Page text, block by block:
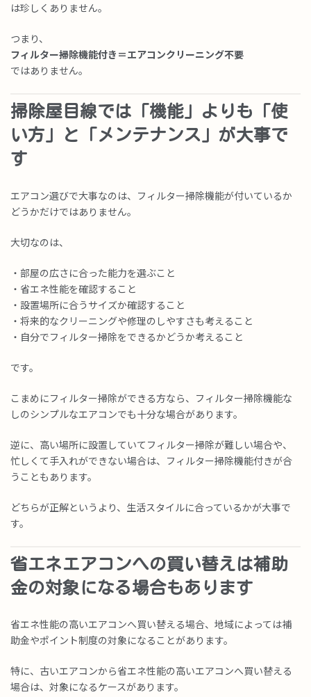
は珍しくありません。
つまり、
フィルター掃除機能付き＝エアコンクリーニング不要
ではありません。
掃除屋目線では「機能」よりも「使
い方」と「メンテナンス」が大事で
す
エアコン選びで大事なのは、フィルター掃除機能が付いているか
どうかだけではありません。
大切なのは、
・部屋の広さに合った能力を選ぶこと
・省エネ性能を確認すること
・設置場所に合うサイズか確認すること
・将来的なクリーニングや修理のしやすさも考えること
・自分でフィルター掃除をできるかどうか考えること
です。
こまめにフィルター掃除ができる方なら、フィルター掃除機能な
しのシンプルなエアコンでも十分な場合があります。
逆に、高い場所に設置していてフィルター掃除が難しい場合や、
忙しくて手入れができない場合は、フィルター掃除機能付きが合
うこともあります。
どちらが正解というより、生活スタイルに合っているかが大事で
す。
省エネエアコンへの買い替えは補助
金の対象になる場合もあります
省エネ性能の高いエアコンへ買い替える場合、地域によっては補
助金やポイント制度の対象になることがあります。
特に、古いエアコンから省エネ性能の高いエアコンへ買い替える
場合は、対象になるケースがあります。